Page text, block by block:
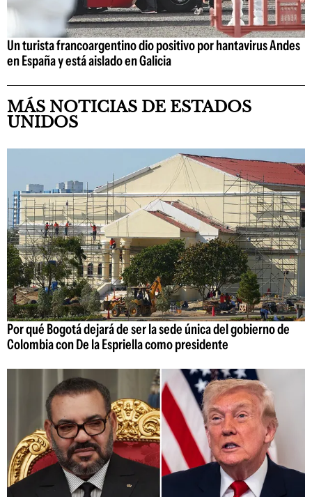
Un turista francoargentino dio positivo por hantavirus Andes
en España y está aislado en Galicia
MÁS NOTICIAS DE ESTADOS
UNIDOS
Por qué Bogotá dejará de ser la sede única del gobierno de
Colombia con De la Espriella como presidente